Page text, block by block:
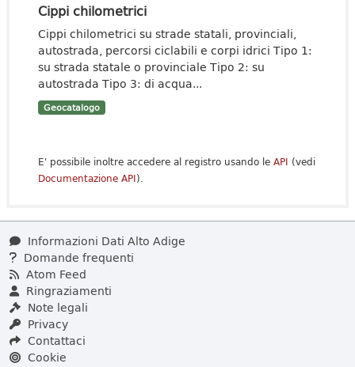
Cippi chilometrici
Cippi chilometrici su strade statali, provinciali,
autostrada, percorsi ciclabili e corpi idrici Tipo 1:
su strada statale o provinciale Tipo 2: su
autostrada Tipo 3: di acqua...
Geocatalogo
E' possibile inoltre accedere al registro usando le API (vedi
Documentazione API).
Informazioni Dati Alto Adige
Domande frequenti
Atom Feed
Ringraziamenti
Note legali
Privacy
Contattaci
Cookie